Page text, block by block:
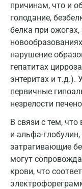
причинам, что и
голодание,
белка при ожогах,
нарушение
гепатитах
энтеритах и т.д.).
первичные
незрелости
В связи с тем,
и альфа-
затрагивающие
могут
крови, что
Казань
Апрелевка
Армавир
Астрахань
Барнаул
Брянск
Великий